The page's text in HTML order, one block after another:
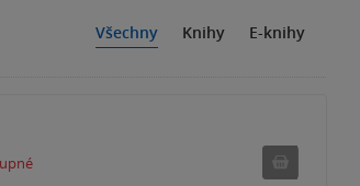
Všechny Knihy E-knihy